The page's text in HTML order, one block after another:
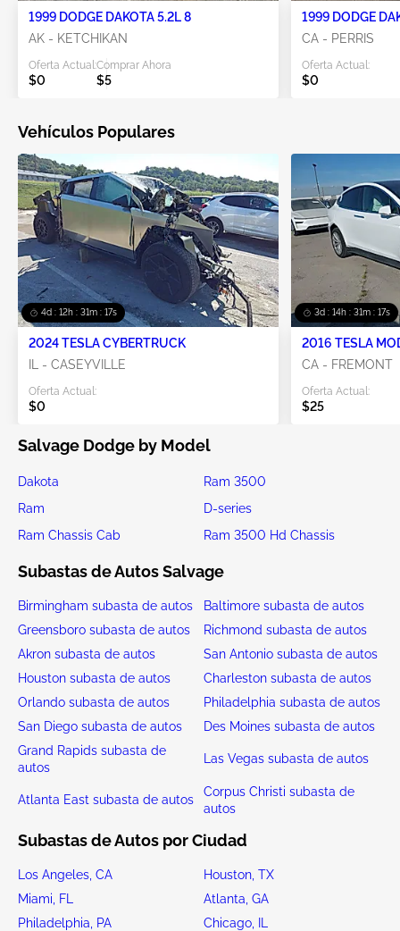
1999 DODGE DAKOTA 5.2L 8
AK - KETCHIKAN
Oferta Actual:
$0
Comprar Ahora
$5
1999 DODGE
CA - PERRIS
Oferta Actual:
$0
Vehículos Populares
4d : 12h : 31m : 16s
2024 TESLA CYBERTRUCK
IL - CASEYVILLE
Oferta Actual:
$0
3d : 14h : 31m : 16s
2016 TESLA
CA - FREMONT
Oferta Actual:
$25
Salvage Dodge by Model
Dakota
Ram 3500
Ram
D-series
Ram Chassis Cab
Ram 3500 Hd Chassis
Subastas de Autos Salvage
Birmingham subasta de autos
Baltimore subasta de autos
Greensboro subasta de autos
Richmond subasta de autos
Akron subasta de autos
San Antonio subasta de autos
Houston subasta de autos
Charleston subasta de autos
Orlando subasta de autos
Philadelphia subasta de autos
San Diego subasta de autos
Des Moines subasta de autos
Grand Rapids subasta de
autos
Las Vegas subasta de autos
Atlanta East subasta de autos
Corpus Christi subasta de
autos
Subastas de Autos por Ciudad
Los Angeles, CA
Houston, TX
Miami, FL
Atlanta, GA
Philadelphia, PA
Chicago, IL